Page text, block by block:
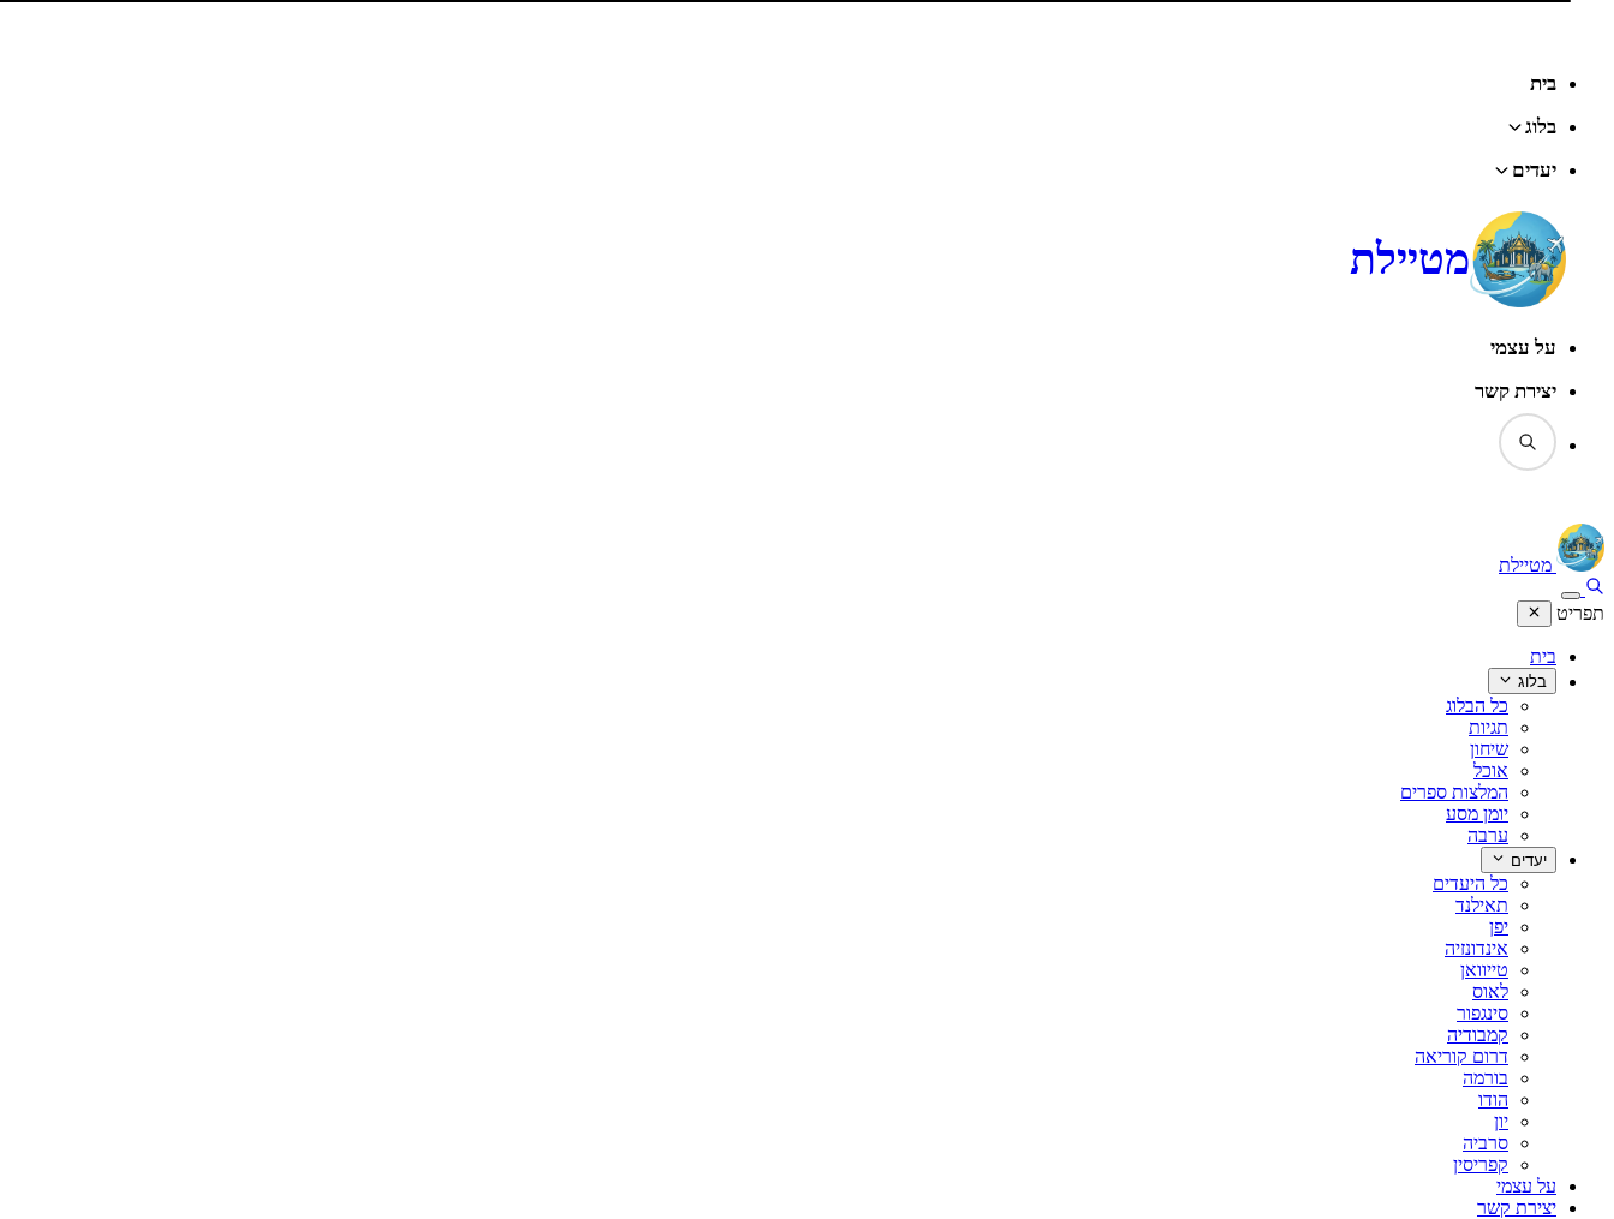
בית
בלוג
יעדים
מטיילת
על עצמי
יצירת קשר
מטיילת
תפריט
בית
בלוג
כל הבלוג
תגיות
שיחון
אוכל
המלצות ספרים
יומן מסע
ערבה
יעדים
כל היעדים
תאילנד
יפן
אינדונזיה
טייוואן
לאוס
סינגפור
קמבודיה
דרום קוריאה
בורמה
הודו
יון
סרביה
קפריסין
על עצמי
יצירת קשר